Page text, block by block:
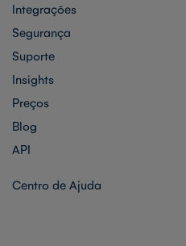
Integrações
Segurança
Suporte
Insights
Preços
Blog
API
Centro de Ajuda